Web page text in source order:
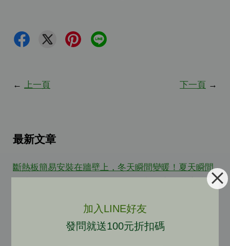
加入LINE好友
發問就送100元折扣碼
← 上一頁 下一頁 →
最新文章
斷熱板簡易安裝在牆壁上，冬天瞬間變暖！夏天瞬間
變涼！不使用時可快速拆下收回，想要室內舒適？就